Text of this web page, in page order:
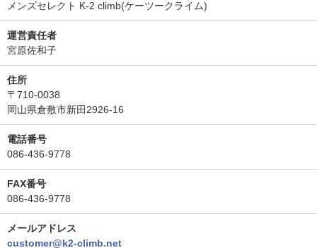
メンズセレクト K-2 climb(ケーツークライム)
運営責任者
宮原佐和子
住所
〒710-0038
岡山県倉敷市新田2926-16
電話番号
086-436-9778
FAX番号
086-436-9778
メールアドレス
customer@k2-climb.net